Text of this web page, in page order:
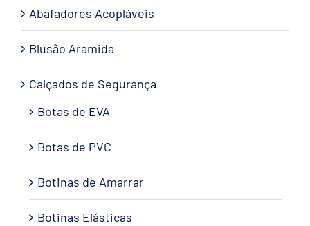
Abafadores Acopláveis
Blusão Aramida
Calçados de Segurança
Botas de EVA
Botas de PVC
Botinas de Amarrar
Botinas Elásticas